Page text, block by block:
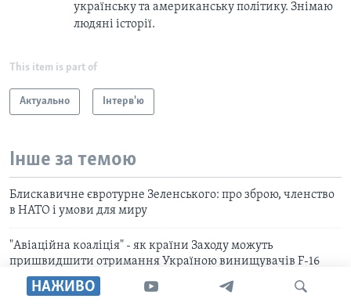
НАЖИВО
українську та американську політику. Знімаю
людяні історії.
This item is part of
Актуально Інтерв'ю
Інше за темою
Блискавичне євротурне Зеленського: про зброю, членство
в НАТО і умови для миру
"Авіаційна коаліція" - як країни Заходу можуть
пришвидшити отримання Україною винищувачів F-16
«Перемога України могла б буквально врятувати Росію».